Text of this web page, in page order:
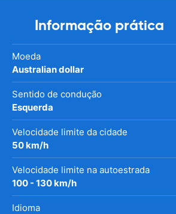
Informação prática
Moeda
Australian dollar
Sentido de condução
Esquerda
Velocidade limite da cidade
50 km/h
Velocidade limite na autoestrada
100 - 130 km/h
Idioma